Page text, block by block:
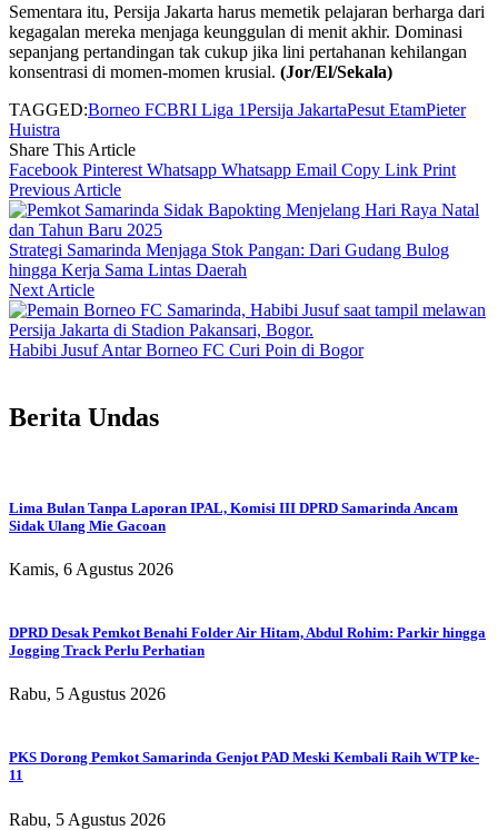
Sementara itu, Persija Jakarta harus memetik pelajaran berharga dari
kegagalan mereka menjaga keunggulan di menit akhir. Dominasi
sepanjang pertandingan tak cukup jika lini pertahanan kehilangan
konsentrasi di momen-momen krusial. (Jor/El/Sekala)
TAGGED:Borneo FCBRI Liga 1Persija JakartaPesut EtamPieter
Huistra
Share This Article
Facebook Pinterest Whatsapp Whatsapp Email Copy Link Print
Previous Article
Strategi Samarinda Menjaga Stok Pangan: Dari Gudang Bulog
hingga Kerja Sama Lintas Daerah
Next Article
Habibi Jusuf Antar Borneo FC Curi Poin di Bogor
Berita Undas
Lima Bulan Tanpa Laporan IPAL, Komisi III DPRD Samarinda Ancam
Sidak Ulang Mie Gacoan
Kamis, 6 Agustus 2026
DPRD Desak Pemkot Benahi Folder Air Hitam, Abdul Rohim: Parkir hingga
Jogging Track Perlu Perhatian
Rabu, 5 Agustus 2026
PKS Dorong Pemkot Samarinda Genjot PAD Meski Kembali Raih WTP ke-
11
Rabu, 5 Agustus 2026